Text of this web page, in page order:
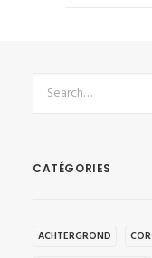
CATÉGORIES
ACHTERGROND